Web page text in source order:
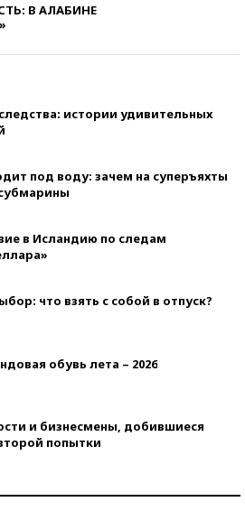
В АЛАБИНЕ
истории удивительных
под воду: зачем на суперъяхты
в Исландию по следам
что взять с собой в отпуск?
обувь лета – 2026
и бизнесмены, добившиеся
попытки